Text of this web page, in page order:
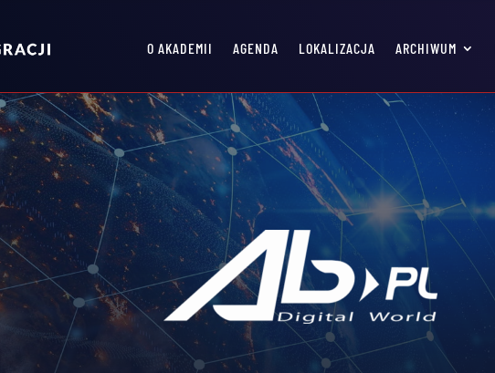
O AKADEMII AGENDA LOKALIZACJA ARCHIWUM